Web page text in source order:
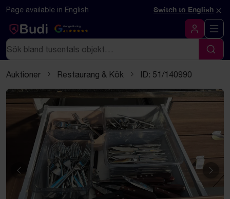
Hoppa till innehåll
Textbaserad (markdown) version av denna sida
Page available in English Switch to English ×
Google Rating
4.5
Logga in
Sök
Sök
Auktioner Restaurang & Kök ID: 51/140990
Föregående